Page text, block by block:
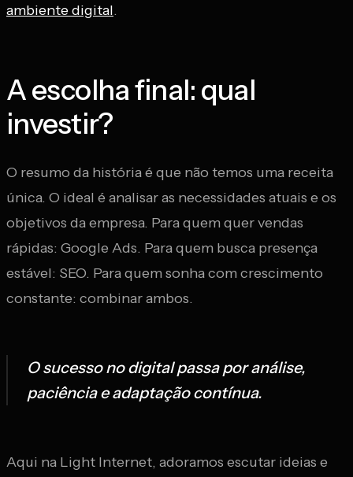
ambiente digital.
A escolha final: qual
investir?
O resumo da história é que não temos uma receita
única. O ideal é analisar as necessidades atuais e os
objetivos da empresa. Para quem quer vendas
rápidas: Google Ads. Para quem busca presença
estável: SEO. Para quem sonha com crescimento
constante: combinar ambos.
O sucesso no digital passa por análise,
paciência e adaptação contínua.
Aqui na Light Internet, adoramos escutar ideias e